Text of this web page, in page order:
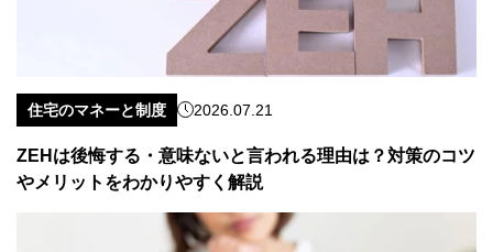
住宅のマネーと制度 2026.07.21
ZEHは後悔する・意味ないと言われる理由は？対策のコツ
やメリットをわかりやすく解説